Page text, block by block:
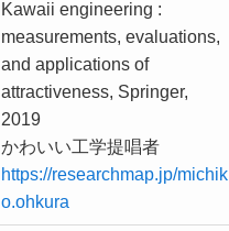
Kawaii engineering :
measurements, evaluations,
and applications of
attractiveness, Springer,
2019
かわいい工学提唱者
https://researchmap.jp/michik
o.ohkura